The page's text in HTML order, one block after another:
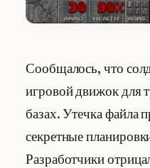
Сообщалось, что
игровой движок для
базах. Утечка файла
секретные
Разработчики